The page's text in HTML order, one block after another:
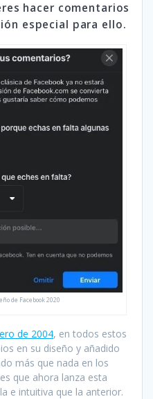
hacer comentarios
especial para ello.
de Facebook 2020
de 2004, en todos estos
en su diseño y añadido
más que nada en los
que ahora lanza esta
e intuitiva que la anterior.